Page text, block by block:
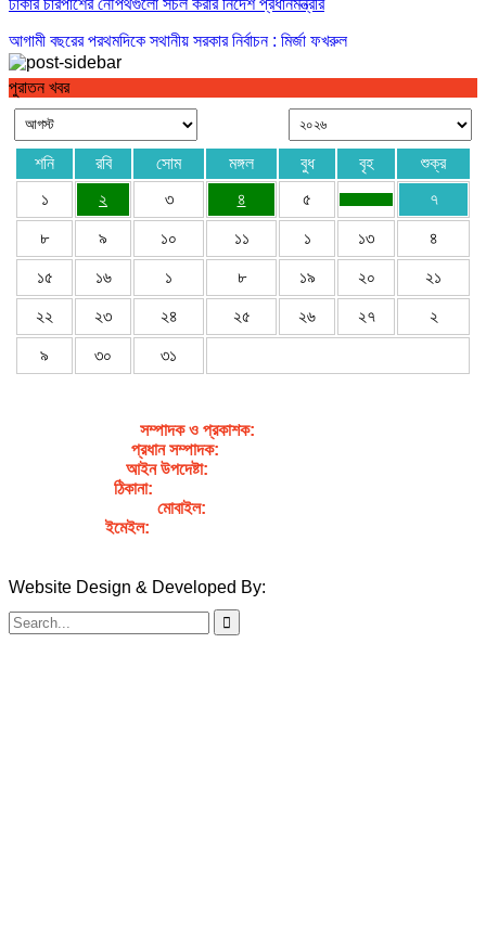
আগামী বছরের প্রথমদিকে স্থানীয় সরকার নির্বাচন : মির্জা ফখরুল
পুরাতন খবর
শনি রবি সোম মঙ্গল বুধ বৃহ
শুক্র
১
২ ৩ ৪ ৫ ৭
৮ ৯ ১০ ১১ ১ ১৩ ৪
১৫ ১৬ ১ ৮ ১৯ ২০ ২১
২২ ২৩ ২৪ ২৫ ২৬ ২৭ ২
৯ ৩০ ৩১
সম্পাদক ও প্রকাশক:
প্রধান সম্পাদক:
আইন উপদেষ্টা:
ঠিকানা:
মোবাইল:
ইমেইল:
Website Design & Developed By: